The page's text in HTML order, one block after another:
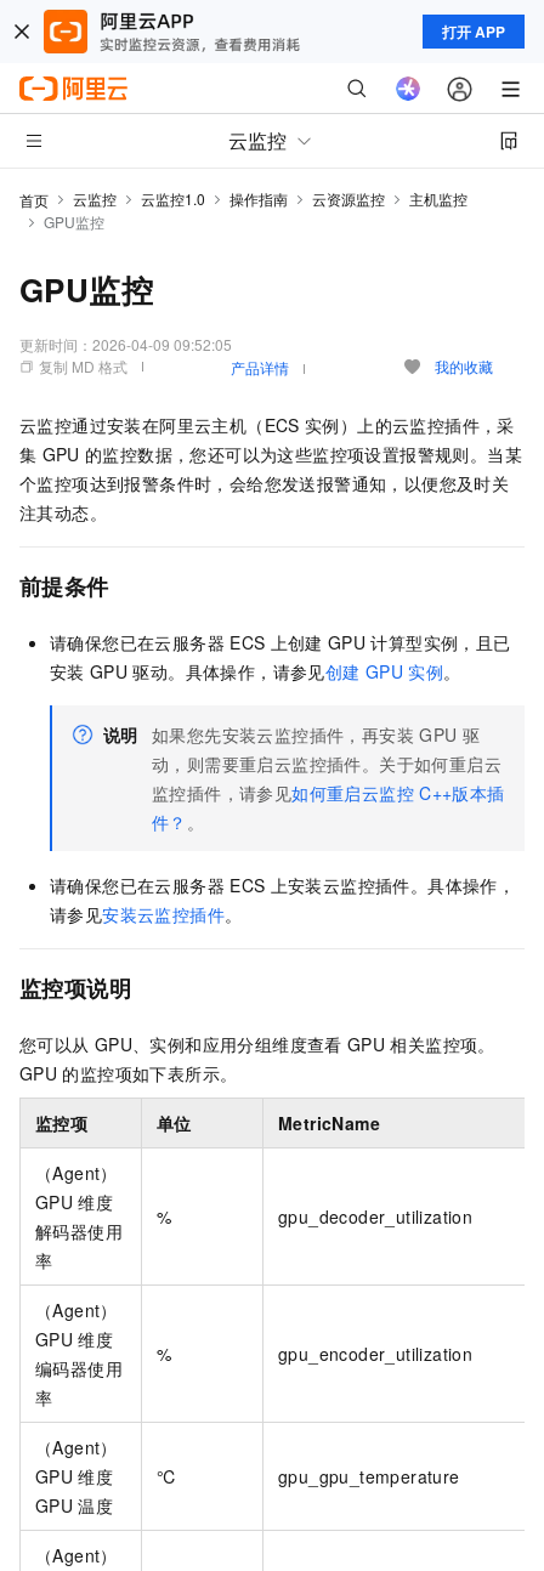
打开 APP
云监控
首页 云监控 云监控1.0 操作指南 云资源监控
主机监控
GPU监控
GPU监控
更新时间： 2026-04-09 09:52:05
复制 MD 格式
产品详情 我的收藏
云监控通过安装在阿里云主机（ECS 实例）上的云监控插件，采
集 GPU 的监控数据，您还可以为这些监控项设置报警规则。当某
个监控项达到报警条件时，会给您发送报警通知，以便您及时关
注其动态。
前提条件
请确保您已在云服务器 ECS 上创建 GPU 计算型实例，且已
安装 GPU 驱动。具体操作，请参见创建 GPU 实例。
说明 如果您先安装云监控插件，再安装 GPU 驱
动，则需要重启云监控插件。关于如何重启云
监控插件，请参见如何重启云监控 C++版本插
件？ 。
请确保您已在云服务器 ECS 上安装云监控插件。具体操作，
请参见安装云监控插件。
监控项说明
您可以从 GPU、实例和应用分组维度查看 GPU 相关监控项。
GPU 的监控项如下表所示。
监控项 单位 MetricName
（Agent）
GPU 维度
解码器使用
率
% gpu_decoder_utilization
（Agent）
GPU 维度
编码器使用
率
% gpu_encoder_utilization
（Agent）
GPU 维度
GPU 温度
℃ gpu_gpu_temperature
（Agent）